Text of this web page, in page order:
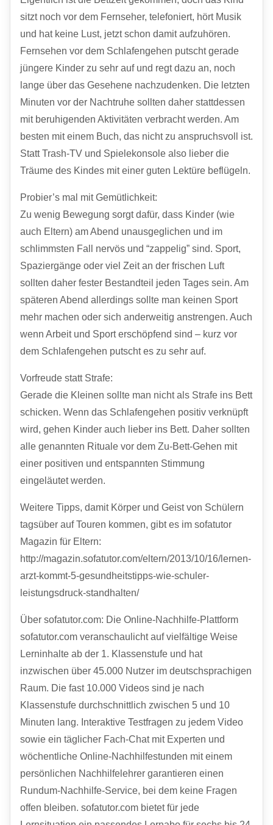
sitzt noch vor dem Fernseher, telefoniert, hört Musik
und hat keine Lust, jetzt schon damit aufzuhören.
Fernsehen vor dem Schlafengehen putscht gerade
jüngere Kinder zu sehr auf und regt dazu an, noch
lange über das Gesehene nachzudenken. Die letzten
Minuten vor der Nachtruhe sollten daher stattdessen
mit beruhigenden Aktivitäten verbracht werden. Am
besten mit einem Buch, das nicht zu anspruchsvoll ist.
Statt Trash-TV und Spielekonsole also lieber die
Träume des Kindes mit einer guten Lektüre beflügeln.
Probier’s mal mit Gemütlichkeit:
Zu wenig Bewegung sorgt dafür, dass Kinder (wie
auch Eltern) am Abend unausgeglichen und im
schlimmsten Fall nervös und “zappelig” sind. Sport,
Spaziergänge oder viel Zeit an der frischen Luft
sollten daher fester Bestandteil jeden Tages sein. Am
späteren Abend allerdings sollte man keinen Sport
mehr machen oder sich anderweitig anstrengen. Auch
wenn Arbeit und Sport erschöpfend sind – kurz vor
dem Schlafengehen putscht es zu sehr auf.
Vorfreude statt Strafe:
Gerade die Kleinen sollte man nicht als Strafe ins Bett
schicken. Wenn das Schlafengehen positiv verknüpft
wird, gehen Kinder auch lieber ins Bett. Daher sollten
alle genannten Rituale vor dem Zu-Bett-Gehen mit
einer positiven und entspannten Stimmung
eingeläutet werden.
Weitere Tipps, damit Körper und Geist von Schülern
tagsüber auf Touren kommen, gibt es im sofatutor
Magazin für Eltern:
http://magazin.sofatutor.com/eltern/2013/10/16/lernen-
arzt-kommt-5-gesundheitstipps-wie-schuler-
leistungsdruck-standhalten/
Über sofatutor.com: Die Online-Nachhilfe-Plattform
sofatutor.com veranschaulicht auf vielfältige Weise
Lerninhalte ab der 1. Klassenstufe und hat
inzwischen über 45.000 Nutzer im deutschsprachigen
Raum. Die fast 10.000 Videos sind je nach
Klassenstufe durchschnittlich zwischen 5 und 10
Minuten lang. Interaktive Testfragen zu jedem Video
sowie ein täglicher Fach-Chat mit Experten und
wöchentliche Online-Nachhilfestunden mit einem
persönlichen Nachhilfelehrer garantieren einen
Rundum-Nachhilfe-Service, bei dem keine Fragen
offen bleiben. sofatutor.com bietet für jede